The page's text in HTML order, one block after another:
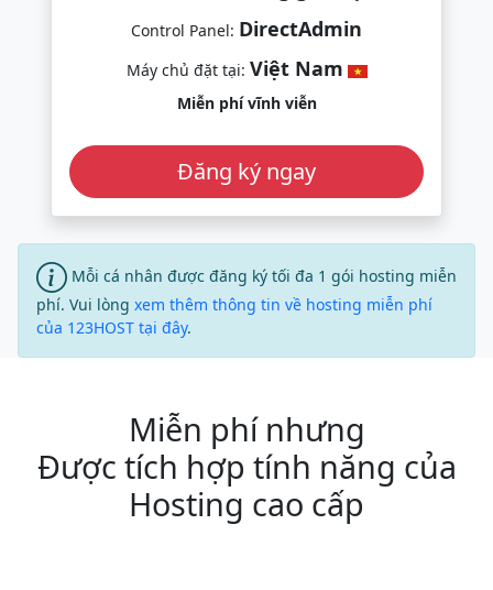
Control Panel: DirectAdmin
Máy chủ đặt tại: Việt Nam
Miễn phí vĩnh viễn
Đăng ký ngay
Mỗi cá nhân được đăng ký tối đa 1 gói hosting miễn
phí. Vui lòng xem thêm thông tin về hosting miễn phí
của 123HOST tại đây.
Miễn phí nhưng
Được tích hợp tính năng của
Hosting cao cấp